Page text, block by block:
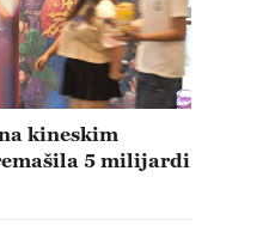
kineskim
5 milijardi